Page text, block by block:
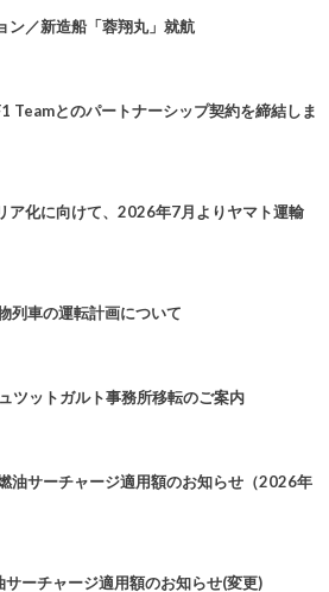
ン／新造船「蓉翔丸」就航
Teamとのパートナーシップ契約を締結しま
ア化に向けて、2026年7月よりヤマト運輸
列車の運転計画について
ツットガルト事務所移転のご案内
油サーチャージ適用額のお知らせ（2026年
ーチャージ適用額のお知らせ(変更)